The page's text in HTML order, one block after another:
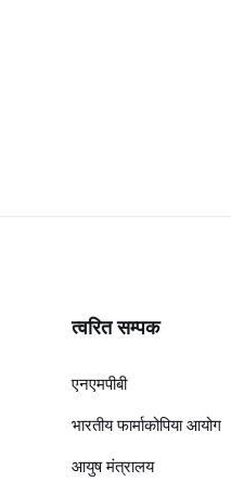
त्वरित सम्पक
एनएमपीबी
भारतीय फार्माकोपिया आयोग
आयुष मंत्रालय